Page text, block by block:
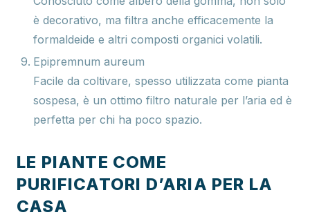
è decorativo, ma filtra anche efficacemente la
formaldeide e altri composti organici volatili.
Epipremnum aureum
Facile da coltivare, spesso utilizzata come pianta
sospesa, è un ottimo filtro naturale per l’aria ed è
perfetta per chi ha poco spazio.
LE PIANTE COME
PURIFICATORI D’ARIA PER LA
CASA